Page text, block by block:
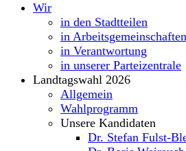
Wir
in den Stadtteilen
in Arbeitsgemeinschaften
in Verantwortung
in unserer Parteizentrale
Landtagswahl 2026
Allgemein
Wahlprogramm
Unsere Kandidaten
Dr. Stefan Fulst-